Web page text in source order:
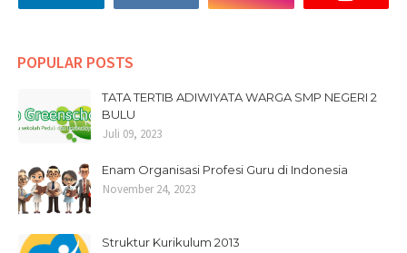
POPULAR POSTS
TATA TERTIB ADIWIYATA WARGA SMP NEGERI 2
BULU
Juli 09, 2023
Enam Organisasi Profesi Guru di Indonesia
November 24, 2023
Struktur Kurikulum 2013